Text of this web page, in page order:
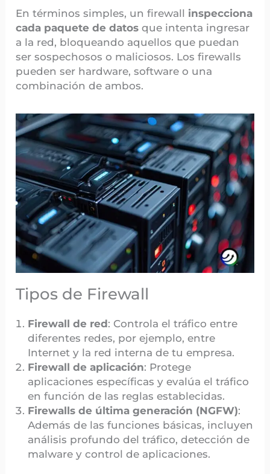
En términos simples, un firewall inspecciona
cada paquete de datos que intenta ingresar
a la red, bloqueando aquellos que puedan
ser sospechosos o maliciosos. Los firewalls
pueden ser hardware, software o una
combinación de ambos.
Tipos de Firewall
Firewall de red: Controla el tráfico entre
diferentes redes, por ejemplo, entre
Internet y la red interna de tu empresa.
Firewall de aplicación: Protege
aplicaciones específicas y evalúa el tráfico
en función de las reglas establecidas.
Firewalls de última generación (NGFW):
Además de las funciones básicas, incluyen
análisis profundo del tráfico, detección de
malware y control de aplicaciones.